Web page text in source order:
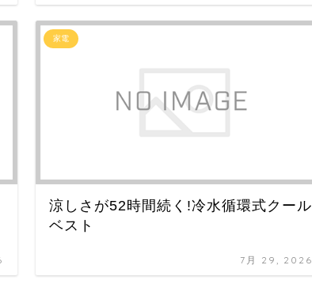
家電
涼しさが52時間続く!冷水循環式クール
ベスト
7月 29, 2026